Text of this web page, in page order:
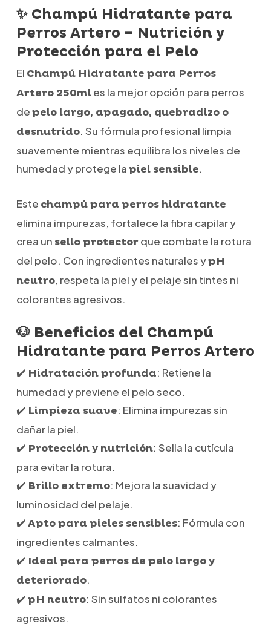
✨ Champú Hidratante para
Perros Artero – Nutrición y
Protección para el Pelo
El Champú Hidratante para Perros
Artero 250mles la mejor opción para perros
depelo largo, apagado, quebradizo o
desnutrido. Su fórmula profesional limpia
suavemente mientras equilibra los niveles de
humedad y protege lapiel sensible.
Este champú para perros hidratante
elimina impurezas, fortalece la fibra capilar y
crea un sello protectorque combate la rotura
del pelo. Con ingredientes naturales ypH
neutro, respeta la piel y el pelaje sin tintes ni
colorantes agresivos.
🐶 Beneficios del Champú
Hidratante para Perros Artero
✔️ Hidratación profunda: Retiene la
humedad y previene el pelo seco.
✔️ Limpieza suave: Elimina impurezas sin
dañar la piel.
✔️ Protección y nutrición: Sella la cutícula
para evitar la rotura.
✔️ Brillo extremo: Mejora la suavidad y
luminosidad del pelaje.
✔️Apto para pieles sensibles: Fórmula con
ingredientes calmantes.
✔️ Ideal para perros de pelo largo y
deteriorado.
✔️pH neutro: Sin sulfatos ni colorantes
agresivos.